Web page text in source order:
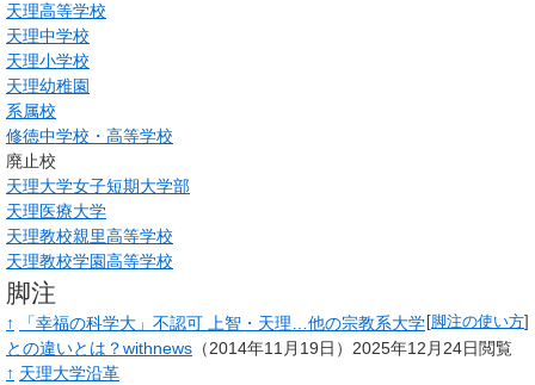
天理高等学校
天理中学校
天理小学校
天理幼稚園
系属校
修徳中学校・高等学校
廃止校
天理大学女子短期大学部
天理医療大学
天理教校親里高等学校
天理教校学園高等学校
脚注
脚注の使い方
↑
「幸福の科学大」不認可 上智・天理…他の宗教系大学
との違いとは？withnews （2014年11月19日）2025年12月24日閲覧
↑ 天理大学沿革